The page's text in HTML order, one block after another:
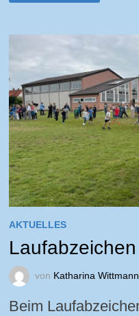
AKTUELLES
Laufabzeichen
von Katharina Wittmann
Beim